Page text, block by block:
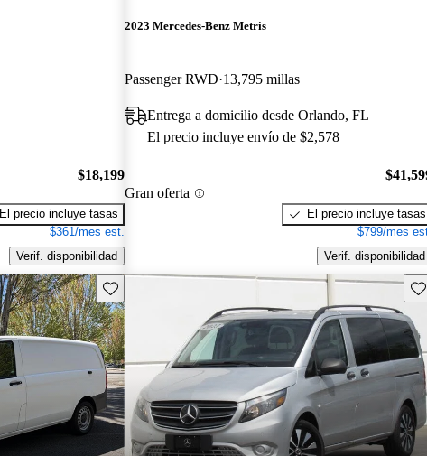
$18,199
El precio incluye tasas
$361/mes est.
Verif. disponibilidad
2023 Mercedes-Benz Metris
Passenger RWD 13,795 millas
Entrega a domicilio desde Orlando, FL
El precio incluye envío de $2,578
Gran oferta
El precio incluye tasas
$799/mes
Verif. disponibilidad
Guarda este Aviso